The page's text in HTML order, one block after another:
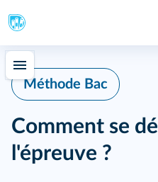
Méthode Bac
Comment se
l'épreuve ?